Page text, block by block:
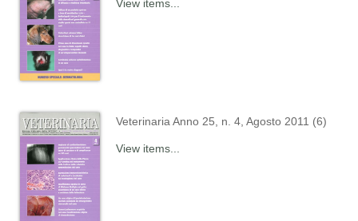
View items...
Veterinaria Anno 25, n. 4, Agosto 2011 (6)
View items...